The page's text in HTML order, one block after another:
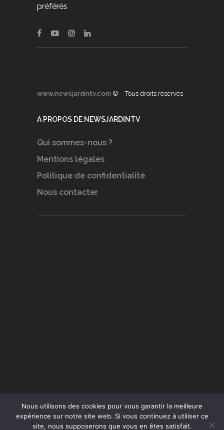
préférés
www.newsjardintv.com © – Tous droits réservés
A PROPOS DE NEWSJARDINTV
Qui sommes-nous ?
Mentions légales
Politique de confidentialité
Nous contacter
Nous utilisons des cookies pour vous garantir la meilleure
expérience sur notre site web. Si vous continuez à utiliser ce
site, nous supposerons que vous en êtes satisfait.